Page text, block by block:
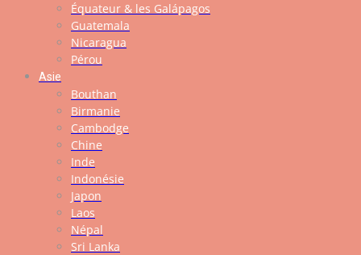
Équateur & les Galápagos
Guatemala
Nicaragua
Pérou
Asie
Bouthan
Birmanie
Cambodge
Chine
Inde
Indonésie
Japon
Laos
Népal
Sri Lanka